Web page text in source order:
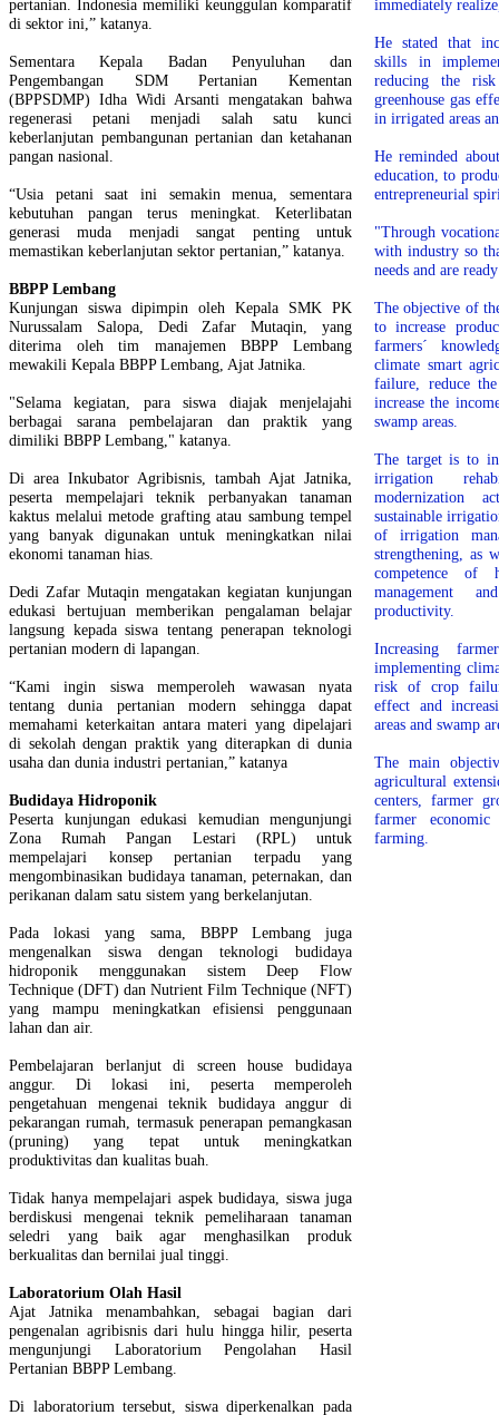
pertanian. Indonesia memiliki keunggulan komparatif
di sektor ini,” katanya.
Sementara Kepala Badan Penyuluhan dan
Pengembangan SDM Pertanian Kementan
(BPPSDMP) Idha Widi Arsanti mengatakan bahwa
regenerasi petani menjadi salah satu kunci
keberlanjutan pembangunan pertanian dan ketahanan
pangan nasional.
“Usia petani saat ini semakin menua, sementara
kebutuhan pangan terus meningkat. Keterlibatan
generasi muda menjadi sangat penting untuk
memastikan keberlanjutan sektor pertanian,” katanya.
BBPP Lembang
Kunjungan siswa dipimpin oleh Kepala SMK PK
Nurussalam Salopa, Dedi Zafar Mutaqin, yang
diterima oleh tim manajemen BBPP Lembang
mewakili Kepala BBPP Lembang, Ajat Jatnika.
"Selama kegiatan, para siswa diajak menjelajahi
berbagai sarana pembelajaran dan praktik yang
dimiliki BBPP Lembang," katanya.
Di area Inkubator Agribisnis, tambah Ajat Jatnika,
peserta mempelajari teknik perbanyakan tanaman
kaktus melalui metode grafting atau sambung tempel
yang banyak digunakan untuk meningkatkan nilai
ekonomi tanaman hias.
Dedi Zafar Mutaqin mengatakan kegiatan kunjungan
edukasi bertujuan memberikan pengalaman belajar
langsung kepada siswa tentang penerapan teknologi
pertanian modern di lapangan.
“Kami ingin siswa memperoleh wawasan nyata
tentang dunia pertanian modern sehingga dapat
memahami keterkaitan antara materi yang dipelajari
di sekolah dengan praktik yang diterapkan di dunia
usaha dan dunia industri pertanian,” katanya
Budidaya Hidroponik
Peserta kunjungan edukasi kemudian mengunjungi
Zona Rumah Pangan Lestari (RPL) untuk
mempelajari konsep pertanian terpadu yang
mengombinasikan budidaya tanaman, peternakan, dan
perikanan dalam satu sistem yang berkelanjutan.
Pada lokasi yang sama, BBPP Lembang juga
mengenalkan siswa dengan teknologi budidaya
hidroponik menggunakan sistem Deep Flow
Technique (DFT) dan Nutrient Film Technique (NFT)
yang mampu meningkatkan efisiensi penggunaan
lahan dan air.
Pembelajaran berlanjut di screen house budidaya
anggur. Di lokasi ini, peserta memperoleh
pengetahuan mengenai teknik budidaya anggur di
pekarangan rumah, termasuk penerapan pemangkasan
(pruning) yang tepat untuk meningkatkan
produktivitas dan kualitas buah.
Tidak hanya mempelajari aspek budidaya, siswa juga
berdiskusi mengenai teknik pemeliharaan tanaman
seledri yang baik agar menghasilkan produk
berkualitas dan bernilai jual tinggi.
Laboratorium Olah Hasil
Ajat Jatnika menambahkan, sebagai bagian dari
pengenalan agribisnis dari hulu hingga hilir, peserta
mengunjungi Laboratorium Pengolahan Hasil
Pertanian BBPP Lembang.
Di laboratorium tersebut, siswa diperkenalkan pada
immediately
He stated that
skills in
reducing the
greenhouse gas
in irrigated areas
He reminded
education, to
entrepreneurial
"Through
with industry so
needs and are
The objective of
to increase
farmers´
climate smart
failure, reduce
increase the
swamp areas.
The target is to
irrigation
modernization
sustainable
of irrigation
strengthening, as
competence of
management
productivity.
Increasing
implementing
risk of crop
effect and
areas and swamp
The main
agricultural
centers, farmer
farmer economic
farming.